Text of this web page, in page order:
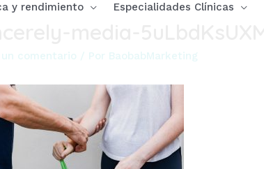
y rendimiento Especialidades Clínicas
un comentario / Por BaobabMarketing